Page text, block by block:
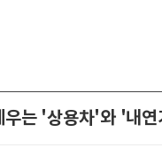
우는 '상용차'와 '내연